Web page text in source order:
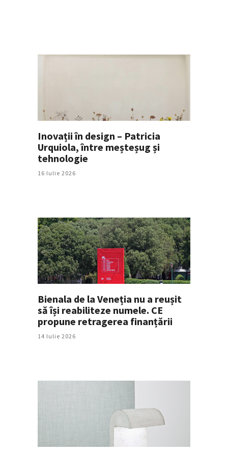
Inovații în design – Patricia
Urquiola, între meșteșug și
tehnologie
16 Iulie 2026
Bienala de la Veneția nu a reușit
să își reabiliteze numele. CE
propune retragerea finanțării
14 Iulie 2026